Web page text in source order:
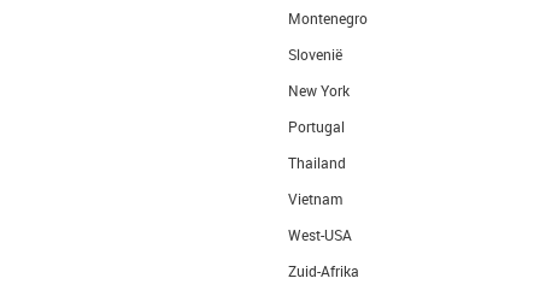
Montenegro
Slovenië
New York
Portugal
Thailand
Vietnam
West-USA
Zuid-Afrika